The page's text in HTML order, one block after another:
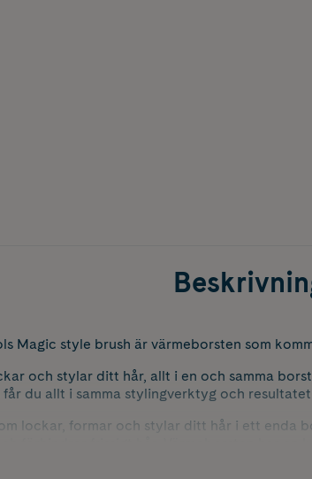
Magic style brush är värmeborsten som
och stylar ditt hår, allt i en och samma
du allt i samma stylingverktyg och
lockar, formar och stylar ditt hår i ett enda